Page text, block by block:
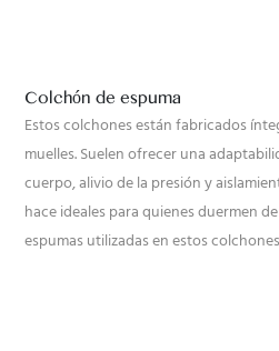
Colchón de espuma
Estos colchones están fabricados
muelles. Suelen ofrecer una
cuerpo, alivio de la presión y
hace ideales para quienes duermen
espumas utilizadas en estos